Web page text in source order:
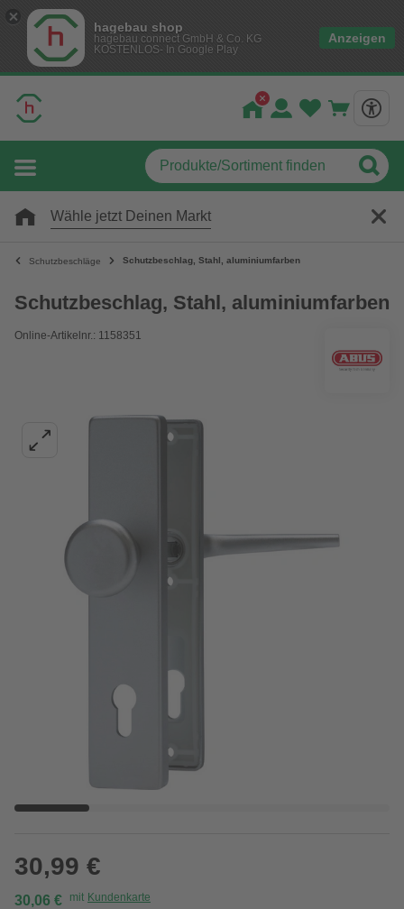
hagebau shop
hagebau connect GmbH & Co. KG
KOSTENLOS- In Google Play
Anzeigen
Wähle jetzt Deinen Markt
Schutzbeschläge Schutzbeschlag, Stahl, aluminiumfarben
Schutzbeschlag, Stahl, aluminiumfarben
Online-Artikelnr.: 1158351
30,99 €
30,06 € mit Kundenkarte